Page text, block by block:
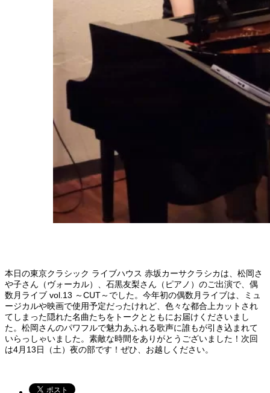
本日の東京クラシック ライブハウス 赤坂カーサクラシカは、松岡さ
や子さん（ヴォーカル）、石黒友梨さん（ピアノ）のご出演で、偶
数月ライブ vol.13 ～CUT～でした。今年初の偶数月ライブは、ミュ
ージカルや映画で使用予定だったけれど、色々な都合上カットされ
てしまった隠れた名曲たちをトークとともにお届けくださいまし
た。松岡さんのパワフルで魅力あふれる歌声に誰もが引き込まれて
いらっしゃいました。素敵な時間をありがとうございました！次回
は4月13日（土）夜の部です！ぜひ、お越しください。